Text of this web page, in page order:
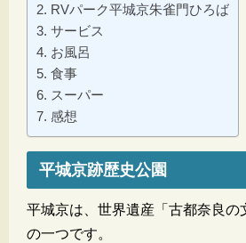
RVパーク平城京朱雀門ひろば
サービス
お風呂
食事
スーパー
感想
平城京跡歴史公園
平城京は、世界遺産「古都奈良の
の一つです。